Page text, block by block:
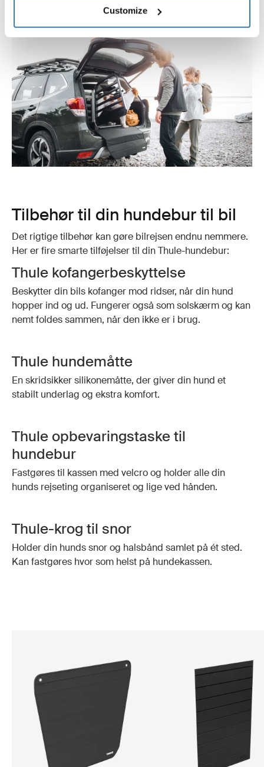
Customize
Tilbehør til din hundebur til bil
Det rigtige tilbehør kan gøre bilrejsen endnu nemmere.
Her er fire smarte tilføjelser til din Thule-hundebur:
Thule kofangerbeskyttelse
Beskytter din bils kofanger mod ridser, når din hund
hopper ind og ud. Fungerer også som solskærm og kan
nemt foldes sammen, når den ikke er i brug.
Thule hundemåtte
En skridsikker silikonemåtte, der giver din hund et
stabilt underlag og ekstra komfort.
Thule opbevaringstaske til
hundebur
Fastgøres til kassen med velcro og holder alle din
hunds rejseting organiseret og lige ved hånden.
Thule-krog til snor
Holder din hunds snor og halsbånd samlet på ét sted.
Kan fastgøres hvor som helst på hundekassen.